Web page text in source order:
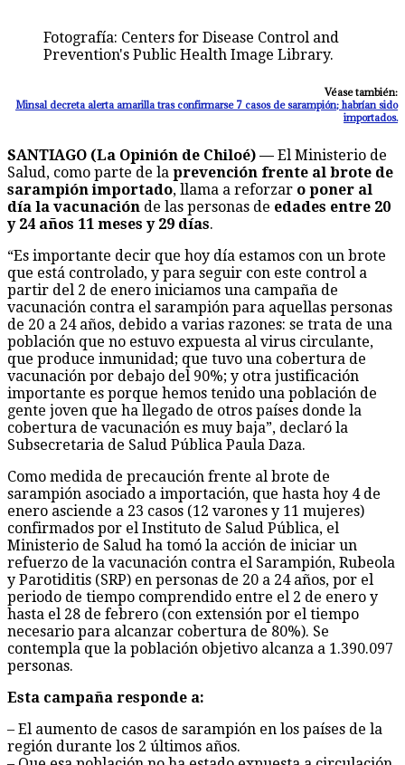
Fotografía: Centers for Disease Control and
Prevention's Public Health Image Library.
Véase también:
Minsal decreta alerta amarilla tras confirmarse 7 casos de sarampión; habrían sido
importados.
SANTIAGO (La Opinión de Chiloé) — El Ministerio de
Salud, como parte de la prevención frente al brote de
sarampión importado, llama a reforzar o poner al
día la vacunación de las personas de edades entre 20
y 24 años 11 meses y 29 días.
“Es importante decir que hoy día estamos con un brote
que está controlado, y para seguir con este control a
partir del 2 de enero iniciamos una campaña de
vacunación contra el sarampión para aquellas personas
de 20 a 24 años, debido a varias razones: se trata de una
población que no estuvo expuesta al virus circulante,
que produce inmunidad; que tuvo una cobertura de
vacunación por debajo del 90%; y otra justificación
importante es porque hemos tenido una población de
gente joven que ha llegado de otros países donde la
cobertura de vacunación es muy baja”, declaró la
Subsecretaria de Salud Pública Paula Daza.
Como medida de precaución frente al brote de
sarampión asociado a importación, que hasta hoy 4 de
enero asciende a 23 casos (12 varones y 11 mujeres)
confirmados por el Instituto de Salud Pública, el
Ministerio de Salud ha tomó la acción de iniciar un
refuerzo de la vacunación contra el Sarampión, Rubeola
y Parotiditis (SRP) en personas de 20 a 24 años, por el
periodo de tiempo comprendido entre el 2 de enero y
hasta el 28 de febrero (con extensión por el tiempo
necesario para alcanzar cobertura de 80%). Se
contempla que la población objetivo alcanza a 1.390.097
personas.
Esta campaña responde a:
– El aumento de casos de sarampión en los países de la
región durante los 2 últimos años.